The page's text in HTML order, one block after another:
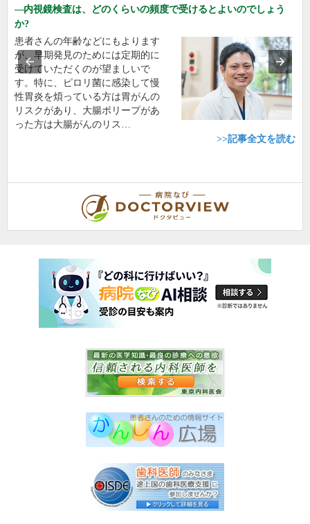
内視鏡検査は、どのくらいの頻度で受けるとよいのでしょう
か?
患者さんの年齢などにもよります
が、早期発見のためには定期的に
受けていただくのが望ましいで
す。特に、ピロリ菌に感染して慢
性胃炎を煩っている方は胃がんの
リスクがあり、大腸ポリープがあ
った方は大腸がんのリス…
>>記事全文を読む